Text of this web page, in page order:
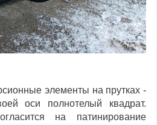
элементы на прутках -
оси полнотелый квадрат.
на патинирование